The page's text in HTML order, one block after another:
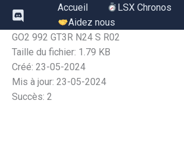
Aller
contenu
Accueil LSX Chronos
Aidez nous
GO2 992 GT3R N24 S R02
Taille du fichier: 1.79 KB
Créé: 23-05-2024
Mis à jour: 23-05-2024
Succès: 2